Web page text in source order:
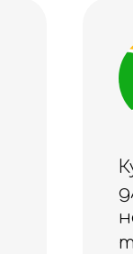
Отзыв на
на
Уже
с ними.